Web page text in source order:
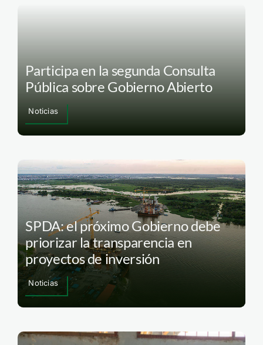
Participa en la segunda Consulta
Pública sobre Gobierno Abierto
Noticias
SPDA: el próximo Gobierno debe
priorizar la transparencia en
proyectos de inversión
Noticias